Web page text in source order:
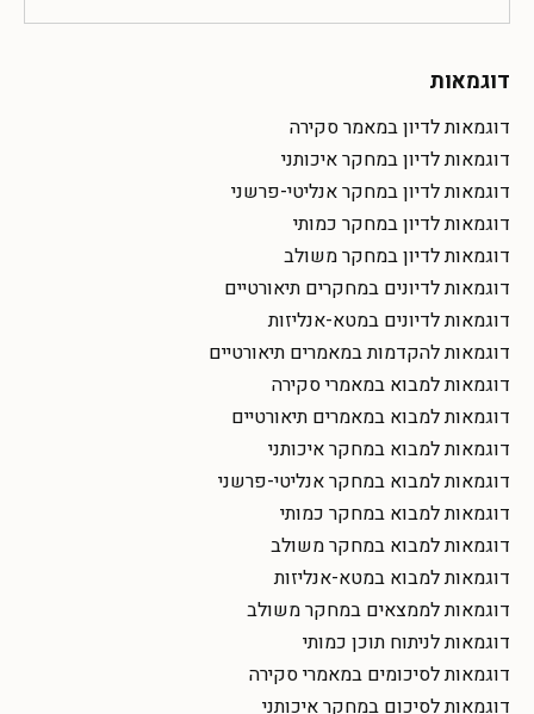
דוגמאות
דוגמאות לדיון במאמר סקירה
דוגמאות לדיון במחקר איכותני
דוגמאות לדיון במחקר אנליטי-פרשני
דוגמאות לדיון במחקר כמותי
דוגמאות לדיון במחקר משולב
דוגמאות לדיונים במחקרים תיאורטיים
דוגמאות לדיונים במטא-אנליזות
דוגמאות להקדמות במאמרים תיאורטיים
דוגמאות למבוא במאמרי סקירה
דוגמאות למבוא במאמרים תיאורטיים
דוגמאות למבוא במחקר איכותני
דוגמאות למבוא במחקר אנליטי-פרשני
דוגמאות למבוא במחקר כמותי
דוגמאות למבוא במחקר משולב
דוגמאות למבוא במטא-אנליזות
דוגמאות לממצאים במחקר משולב
דוגמאות לניתוח תוכן כמותי
דוגמאות לסיכומים במאמרי סקירה
דוגמאות לסיכום במחקר איכותני